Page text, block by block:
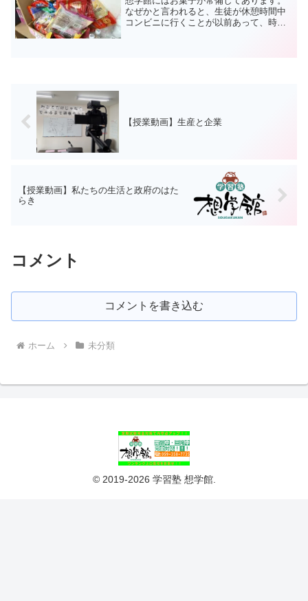
なぜかと言われると、生徒が休憩時間中
コンビニに行くことが以前あって、時間
【授業動画】生産と企業
【授業動画】私たちの生活と政府のはた
らき
コメント
コメントを書き込む
ホーム 未分類
© 2019-2026 学習塾 想学館.